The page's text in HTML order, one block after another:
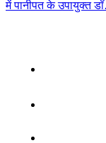
में पानीपत के उपायुक्त